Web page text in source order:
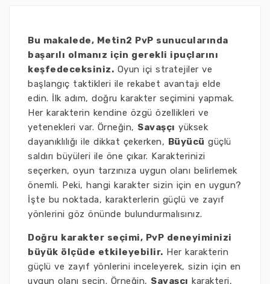
Bu makalede, Metin2 PvP sunucularında
başarılı olmanız için gerekli ipuçlarını
keşfedeceksiniz. Oyun içi stratejiler ve
başlangıç taktikleri ile rekabet avantajı elde
edin. İlk adım, doğru karakter seçimini yapmak.
Her karakterin kendine özgü özellikleri ve
yetenekleri var. Örneğin, Savaşçı yüksek
dayanıklılığı ile dikkat çekerken, Büyücü güçlü
saldırı büyüleri ile öne çıkar. Karakterinizi
seçerken, oyun tarzınıza uygun olanı belirlemek
önemli. Peki, hangi karakter sizin için en uygun?
İşte bu noktada, karakterlerin güçlü ve zayıf
yönlerini göz önünde bulundurmalısınız.
Doğru karakter seçimi, PvP deneyiminizi
büyük ölçüde etkileyebilir. Her karakterin
güçlü ve zayıf yönlerini inceleyerek, sizin için en
uygun olanı seçin. Örneğin, Savaşçı karakteri,